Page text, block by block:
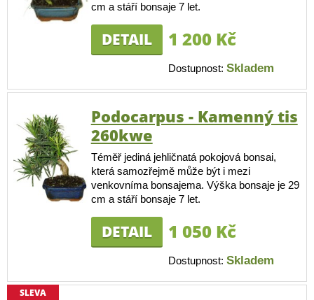
cm a stáří bonsaje 7 let.
DETAIL 1 200 Kč
Dostupnost: Skladem
Podocarpus - Kamenný tis
260kwe
Téměř jediná jehličnatá pokojová bonsai,
která samozřejmě může být i mezi
venkovníma bonsajema. Výška bonsaje je 29
cm a stáří bonsaje 7 let.
DETAIL 1 050 Kč
Dostupnost: Skladem
SLEVA